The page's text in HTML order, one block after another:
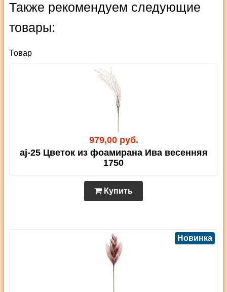
Также рекомендуем следующие
товары:
Товар
979,00 руб.
aj-25 Цветок из фоамирана Ива весенняя
1750
Купить
Новинка